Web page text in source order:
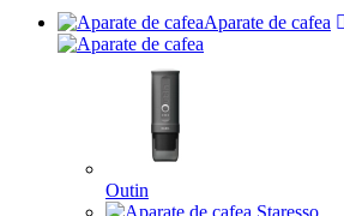
Aparate de cafea
Outin